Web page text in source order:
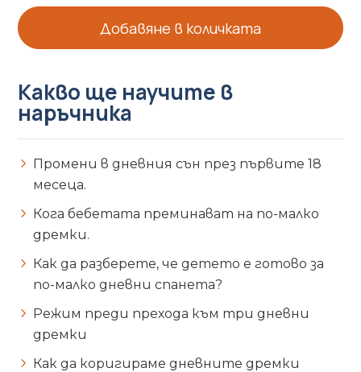
Добавяне в количката
Какво ще научите в
наръчника
Промени в дневния сън през първите 18
месеца.
Кога бебетата преминават на по-малко
дремки.
Как да разберете, че детето е готово за
по-малко дневни спанета?
Режим преди прехода към три дневни
дремки
Как да коригираме дневните дремки